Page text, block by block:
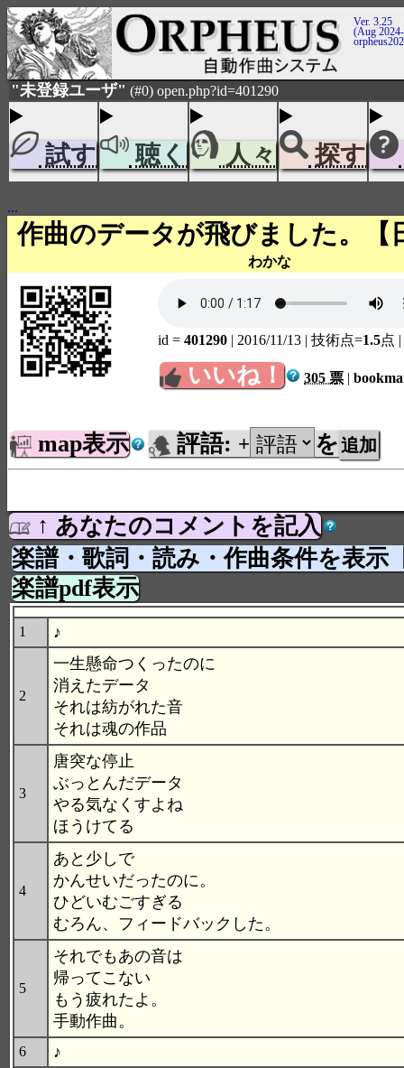
Ver. 3.25
(Aug
"未登録ユーザ" (#0) open.php?id=401290
試す 聴く 人々 探す
...
作曲のデータが飛びました。【
わかな
id = 401290 | 2016/11/13 | 技術点=1.5点 |
いいね！ 305 票 |
map表示 評語: + を
↑ あなたのコメントを記入
楽譜・歌詞・読み・作曲条件を表示
楽譜pdf表示
1 ♪
2
一生懸命つくったのに
消えたデータ
それは紡がれた音
それは魂の作品
3
唐突な停止
ぶっとんだデータ
やる気なくすよね
ほうけてる
4
あと少しで
かんせいだったのに。
ひどいむごすぎる
むろん、フィードバックした。
5
それでもあの音は
帰ってこない
もう疲れたよ。
手動作曲。
6 ♪